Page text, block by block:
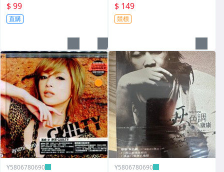
$ 99
直購
(競標)
$ 149
競標
Y5806780690 Y5806780690